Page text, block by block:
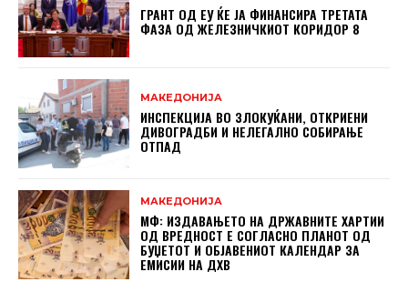
ГРАНТ ОД ЕУ ЌЕ ЈА ФИНАНСИРА ТРЕТАТА
ФАЗА ОД ЖЕЛЕЗНИЧКИОТ КОРИДОР 8
МАКЕДОНИЈА
ИНСПЕКЦИЈА ВО ЗЛОКУЌАНИ, ОТКРИЕНИ
ДИВОГРАДБИ И НЕЛЕГАЛНО СОБИРАЊЕ
ОТПАД
МАКЕДОНИЈА
МФ: ИЗДАВАЊЕТО НА ДРЖАВНИТЕ ХАРТИИ
ОД ВРЕДНОСТ Е СОГЛАСНО ПЛАНОТ ОД
БУЏЕТОТ И ОБЈАВЕНИОТ КАЛЕНДАР ЗА
ЕМИСИИ НА ДХВ